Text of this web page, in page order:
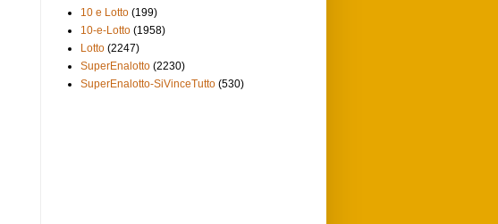
10 e Lotto (199)
10-e-Lotto (1958)
Lotto (2247)
SuperEnalotto (2230)
SuperEnalotto-SiVinceTutto (530)